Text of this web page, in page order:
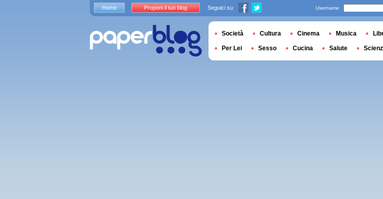
Home Proponi il tuo blog Seguici su Username
Società Cultura Cinema Musica
Per Lei Sesso Cucina Salute